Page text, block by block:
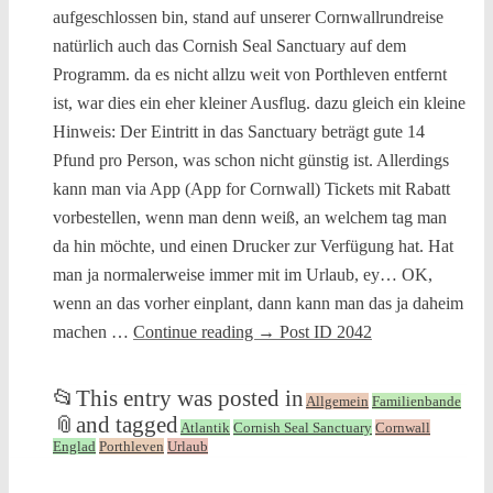
aufgeschlossen bin, stand auf unserer Cornwallrundreise
natürlich auch das Cornish Seal Sanctuary auf dem
Programm. da es nicht allzu weit von Porthleven entfernt
ist, war dies ein eher kleiner Ausflug. dazu gleich ein kleine
Hinweis: Der Eintritt in das Sanctuary beträgt gute 14
Pfund pro Person, was schon nicht günstig ist. Allerdings
kann man via App (App for Cornwall) Tickets mit Rabatt
vorbestellen, wenn man denn weiß, an welchem tag man
da hin möchte, und einen Drucker zur Verfügung hat. Hat
man ja normalerweise immer mit im Urlaub, ey… OK,
wenn an das vorher einplant, dann kann man das ja daheim
machen … Continue reading → Post ID 2042
📂 This entry was posted in Allgemein Familienbande
📎 and tagged Atlantik Cornish Seal Sanctuary Cornwall
Englad Porthleven Urlaub